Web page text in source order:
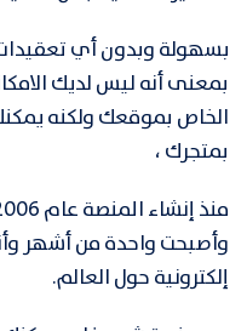
بسهولة وبدون أي
بمعنىأنه ليس لديك
الخاص بموقعك ولكنه
بمتجرك ،
وأصبحت واحدة من أشهر
إلكترونية حول العالم.